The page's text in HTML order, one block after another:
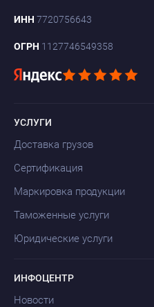
ИНН 7720756643
ОГРН 1127746549358
УСЛУГИ
Доставка грузов
Сертификация
Маркировка продукции
Таможенные услуги
Юридические услуги
ИНФОЦЕНТР
Новости